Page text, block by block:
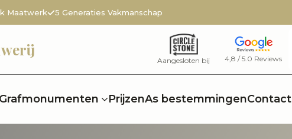
Maatwerk 5 Generaties Vakmanschap
Aangesloten bij 4,8 / 5.0 Reviews
Grafmonumenten PrijzenAs bestemmingenContact